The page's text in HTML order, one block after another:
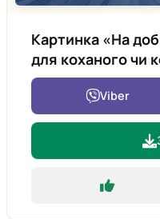
Картинка «На
для коханого чи
Viber